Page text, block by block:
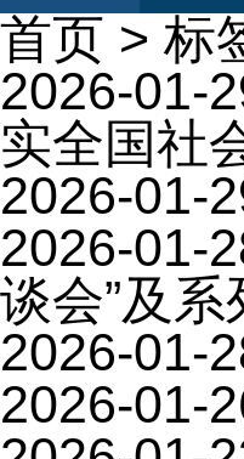
首页 > 标
2026-01-
实全国社
2026-01-
2026-01-
谈会”及
2026-01-
2026-01-